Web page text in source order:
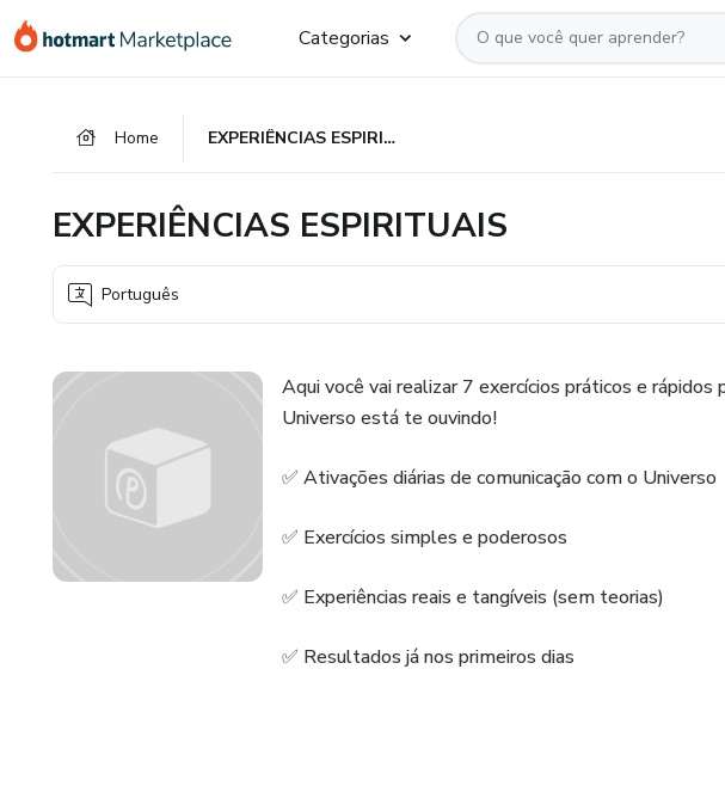
para
para
para
Categorias
Home EXPERIÊNCIAS ESPIRITUAIS
EXPERIÊNCIAS ESPIRITUAIS
Português
Aqui você vai realizar 7 exercícios práticos e rápidos
Universo está te ouvindo!
✅ Ativações diárias de comunicação com o Universo
✅ Exercícios simples e poderosos
✅ Experiências reais e tangíveis (sem teorias)
✅ Resultados já nos primeiros dias